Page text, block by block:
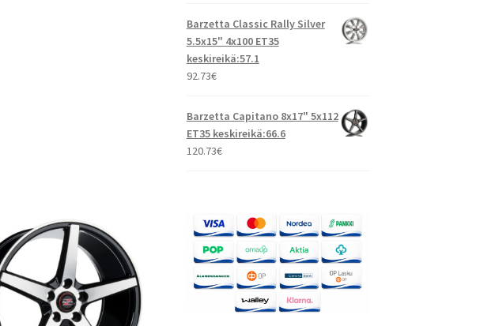
Barzetta Classic Rally Silver
5.5x15" 4x100 ET35
keskireikä:57.1
92.73€
Barzetta Capitano 8x17" 5x112
ET35 keskireikä:66.6
120.73€